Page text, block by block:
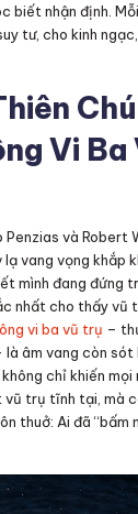
biết nhận định.
tư, cho kinh
Vi Ba
Penzias và Robert
lạ vang vọng khắp
mình đang đứng
nhất cho thấy
vi ba vũ trụ –
là âm vang còn
chỉ khiến mọi
vũ trụ tĩnh tại, mà
thuở: Ai đã “bấm